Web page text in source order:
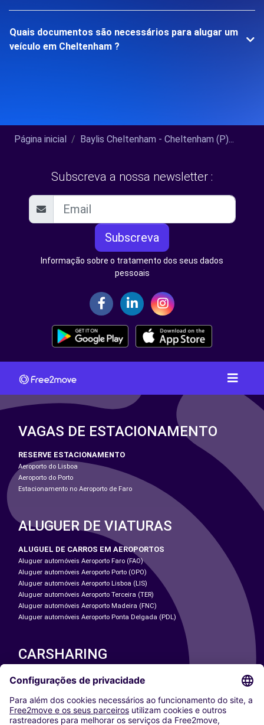
Quais documentos são necessários para alugar um
veículo em Cheltenham ?
Página inicial Baylis Cheltenham - Cheltenham (P)...
Subscreva a nossa newsletter :
Subscreva
Informação sobre o tratamento dos seus dados
pessoais
VAGAS DE ESTACIONAMENTO
RESERVE ESTACIONAMENTO
Aeroporto do Lisboa
Aeroporto do Porto
Estacionamento no Aeroporto de Faro
ALUGUER DE VIATURAS
ALUGUEL DE CARROS EM AEROPORTOS
Aluguer automóveis Aeroporto Faro (FAO)
Aluguer automóveis Aeroporto Porto (OPO)
Aluguer automóveis Aeroporto Lisboa (LIS)
Aluguer automóveis Aeroporto Terceira (TER)
Aluguer automóveis Aeroporto Madeira (FNC)
Aluguer automóveis Aeroporto Ponta Delgada (PDL)
CARSHARING
NOSSAS CIDADES
Washington DC
Milan
Rome